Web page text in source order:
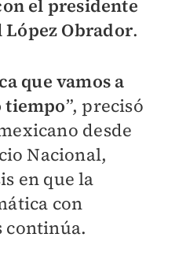
el presidente
Obrador.
que vamos a
tiempo”, precisó
desde
Nacional,
en que la
con
continúa.